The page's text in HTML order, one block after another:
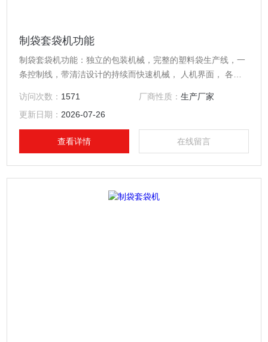
制袋套袋机功能
制袋套袋机功能：独立的包装机械，完整的塑料袋生产线，一
条控制线，带清洁设计的持续而快速机械， 人机界面， 各种
访问次数： 1571 厂商性质： 生产厂家
更新日期： 2026-07-26
查看详情 在线留言